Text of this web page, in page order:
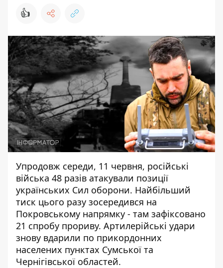
👍
Упродовж середи, 11 червня, російські
війська 48 разів атакували позиції
українських Сил оборони. Найбільший
тиск цього разу зосередився на
Покровському напрямку - там зафіксовано
21 спробу прориву. Артилерійські удари
знову вдарили по прикордонних
населених пунктах Сумської та
Чернігівської областей.